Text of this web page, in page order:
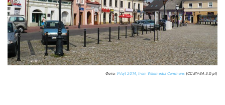
Фото: VVojt 2014, from Wikimedia Commons (CC BY-SA 3.0 pl)